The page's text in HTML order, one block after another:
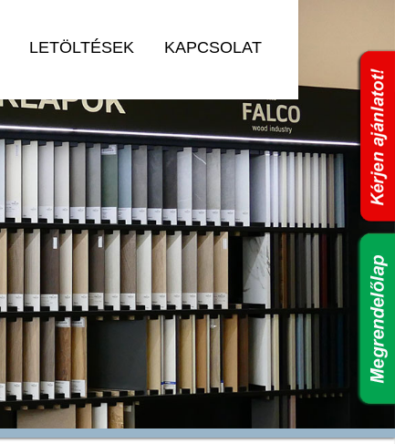
LETÖLTÉSEK KAPCSOLAT